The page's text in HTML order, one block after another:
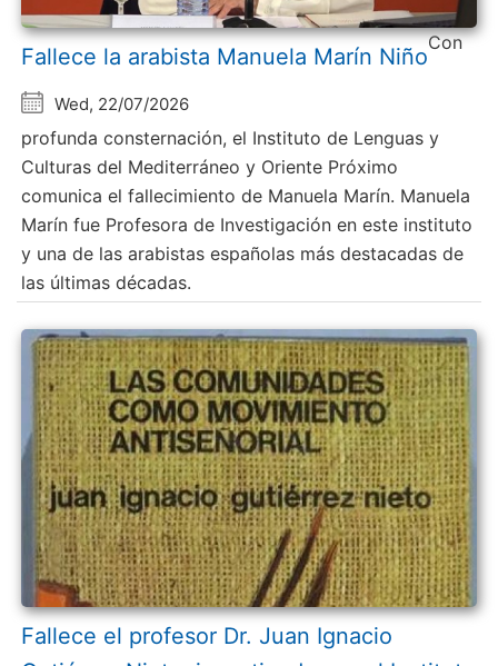
Fallece la arabista Manuela Marín Niño
Wed, 22/07/2026
Con
profunda consternación, el Instituto de Lenguas y
Culturas del Mediterráneo y Oriente Próximo
comunica el fallecimiento de Manuela Marín. Manuela
Marín fue Profesora de Investigación en este instituto
y una de las arabistas españolas más destacadas de
las últimas décadas.
Fallece el profesor Dr. Juan Ignacio